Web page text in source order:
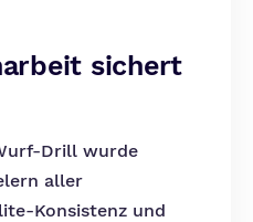
sichert
Drill wurde
aller
Konsistenz und